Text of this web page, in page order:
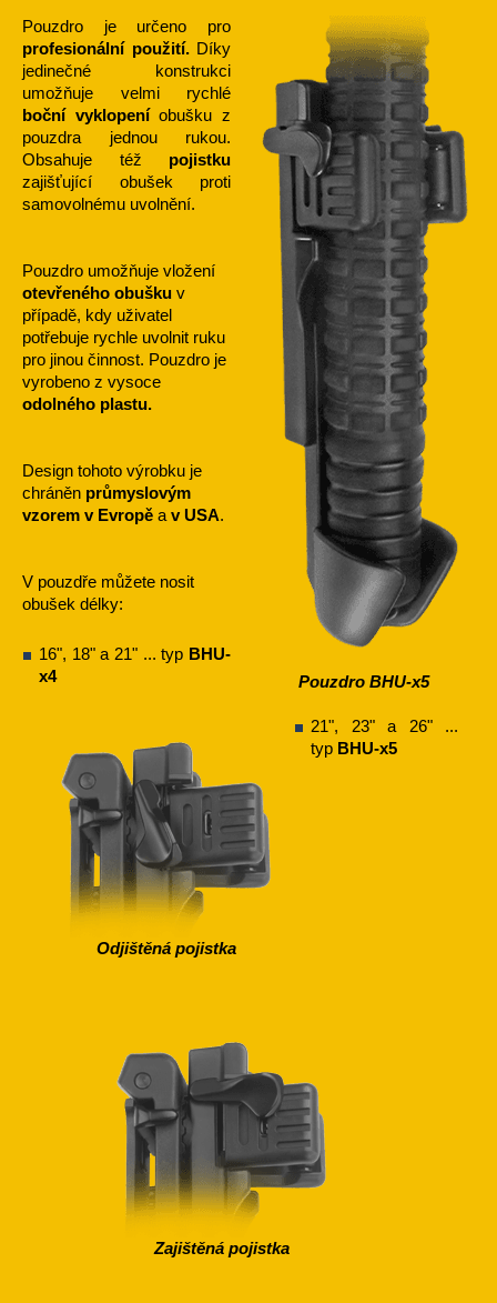
Pouzdro BHU-x5
Pouzdro je určeno pro
profesionální použití.Díky
jedinečné konstrukci
umožňuje velmi rychlé
boční vyklopeníobušku z
pouzdra jednou rukou.
Obsahuje též pojistku
zajišťující obušek proti
samovolnému uvolnění.
Pouzdro umožňuje vložení
otevřeného obušku v
případě, kdy uživatel
potřebuje rychle uvolnit ruku
pro jinou činnost. Pouzdro je
vyrobeno z vysoce
odolného plastu.
Design tohoto výrobku je
chráněn průmyslovým
vzorem v Evropě av USA.
Odjištěná pojistka
Zajištěná pojistka
V pouzdře můžete nosit
obušek délky:
16ʺ, 18ʺ a 21ʺ ... typ BHU-
x4
21ʺ, 23ʺ a 26ʺ ...
typ BHU-x5